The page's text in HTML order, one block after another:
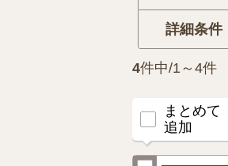
詳細条件
4件中/1～4件
まとめて
追加